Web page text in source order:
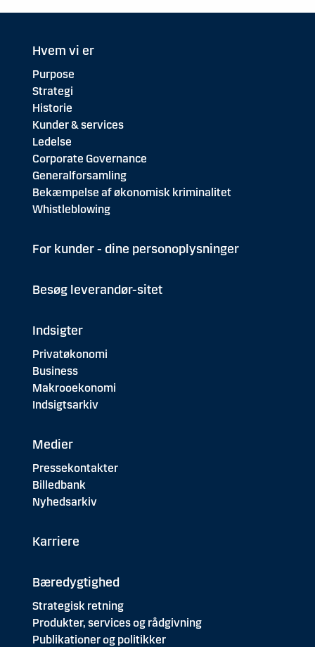
Hvem vi er
Purpose
Strategi
Historie
Kunder & services
Ledelse
Corporate Governance
Generalforsamling
Bekæmpelse af økonomisk kriminalitet
Whistleblowing
For kunder - dine personoplysninger
Besøg leverandør-sitet
Indsigter
Privatøkonomi
Business
Makrooekonomi
Indsigtsarkiv
Medier
Pressekontakter
Billedbank
Nyhedsarkiv
Karriere
Bæredygtighed
Strategisk retning
Produkter, services og rådgivning
Publikationer og politikker